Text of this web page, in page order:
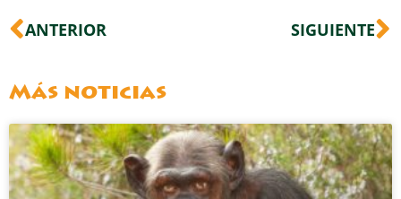
Ant
ANTERIOR SIGUIENTE
Más noticias